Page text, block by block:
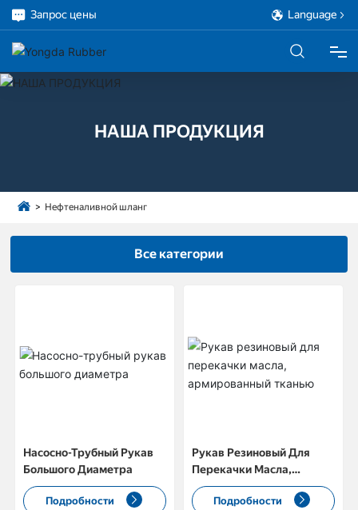
Запрос цены Language
О НАС
ПРОЕКТ
НАША ПРОДУКЦИЯ
Нефтеналивной шланг
Все категории
Насосно-Трубный Рукав
Большого Диаметра
Подробности
Рукав Резиновый Для
Перекачки Масла,
Армированный Тканью
Подробности